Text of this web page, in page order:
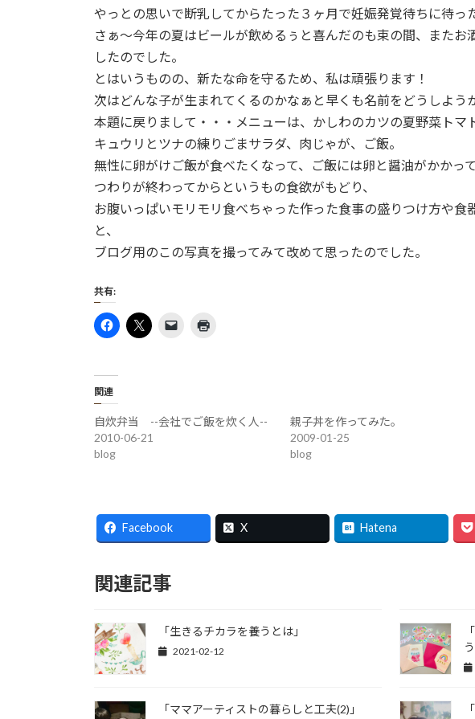
やっとの思いで断乳してからたった３ヶ月で妊娠発覚待ちに待っ
さぁ〜今年の夏はビールが飲めるぅと喜んだのも束の間、またお
したのでした。
とはいうものの、新たな命を守るため、私は頑張ります！
次はどんな子が生まれてくるのかなぁと早くも名前をどうしよう
本題に戻りまして・・・メニューは、かしわのカツの夏野菜トマ
キュウリとツナの練りごまサラダ、肉じゃが、ご飯。
無性に卵がけご飯が食べたくなって、ご飯には卵と醤油がかかって
つわりが終わってからというもの食欲がもどり、
お腹いっぱいモリモリ食べちゃった作った食事の盛りつけ方や食
と、
ブログ用のこの写真を撮ってみて改めて思ったのでした。
共有:
関連
自炊弁当 --会社でご飯を炊く人--
2010-06-21
blog
親子丼を作ってみた。
2009-01-25
blog
Facebook X Hatena
関連記事
「生きるチカラを養うとは」
2021-02-12
「ママアーティストの暮らしと工夫(2)」